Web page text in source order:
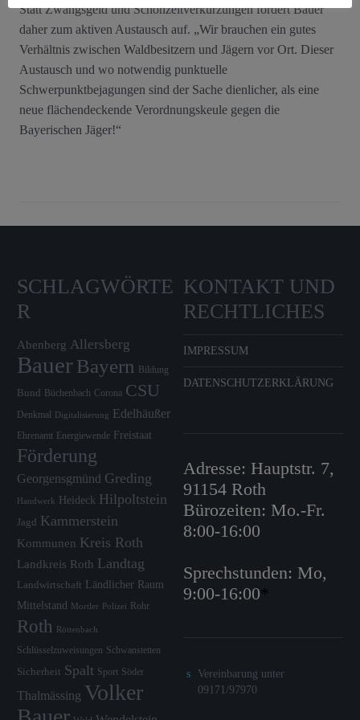
Statt Zwangsgeld und Schonzeitverkürzungen fordert Bauer
daher zum aktiven Austausch auf. „Wir brauchen ein gutes
Verhältnis zwischen Waldbesitzern und Jägern vor Ort. Dieser
Austausch und wo notwendig punktuelle
Schwerpunktbejagungen sind der Sache dienlicher, als eine
neue flächendeckende Verordnungskeule gegen die
Bayerischen Jäger!“
SCHLAGWÖRTE
R
Abenberg Allersberg
Bauer Bayern Bildung
Bund Büchenbach Corona CSU
Denkmal Digitalisierung Edelhäußer
Ehrenamt Energiewende Freistaat
Förderung
Georgensgmünd Greding
Handwerk Heideck Hilpoltstein
Jagd Kammerstein
Kommunen Kreis Roth
Landkreis Roth Landtag
Landwirtschaft Ländlicher Raum
Mittelstand Mortler Polizei Rohr
Roth Röttenbach
Schlüsselzuweisungen Schwanstetten
Sicherheit Spalt Sport Söder
Thalmässing Volker
KONTAKT UND
RECHTLICHES
IMPRESSUM
DATENSCHUTZERKLÄRUNG
Adresse: Hauptstr. 7,
91154 Roth
Bürozeiten: Mo.-Fr.
8:00-16:00
Sprechstunden: Mo,
9:00-16:00*
Vereinbarung unter
09171/97970